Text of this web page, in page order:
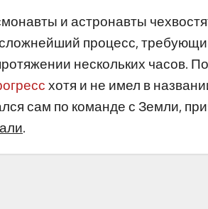
и астронавты
процесс,
нескольких часов.
хотя и не имел в
сам по команде с Земли,
.